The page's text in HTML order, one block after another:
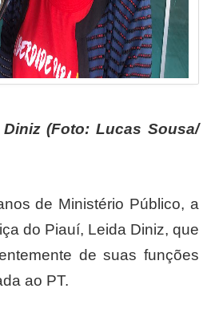
(Foto: Lucas Sousa/
de Ministério Público, a
do Piauí, Leida Diniz, que
de suas funções
ao PT.